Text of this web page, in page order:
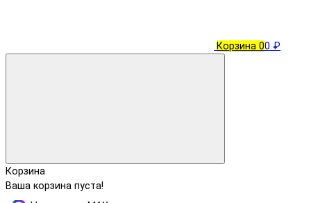
Корзина 00 ₽
Корзина
Ваша корзина пуста!